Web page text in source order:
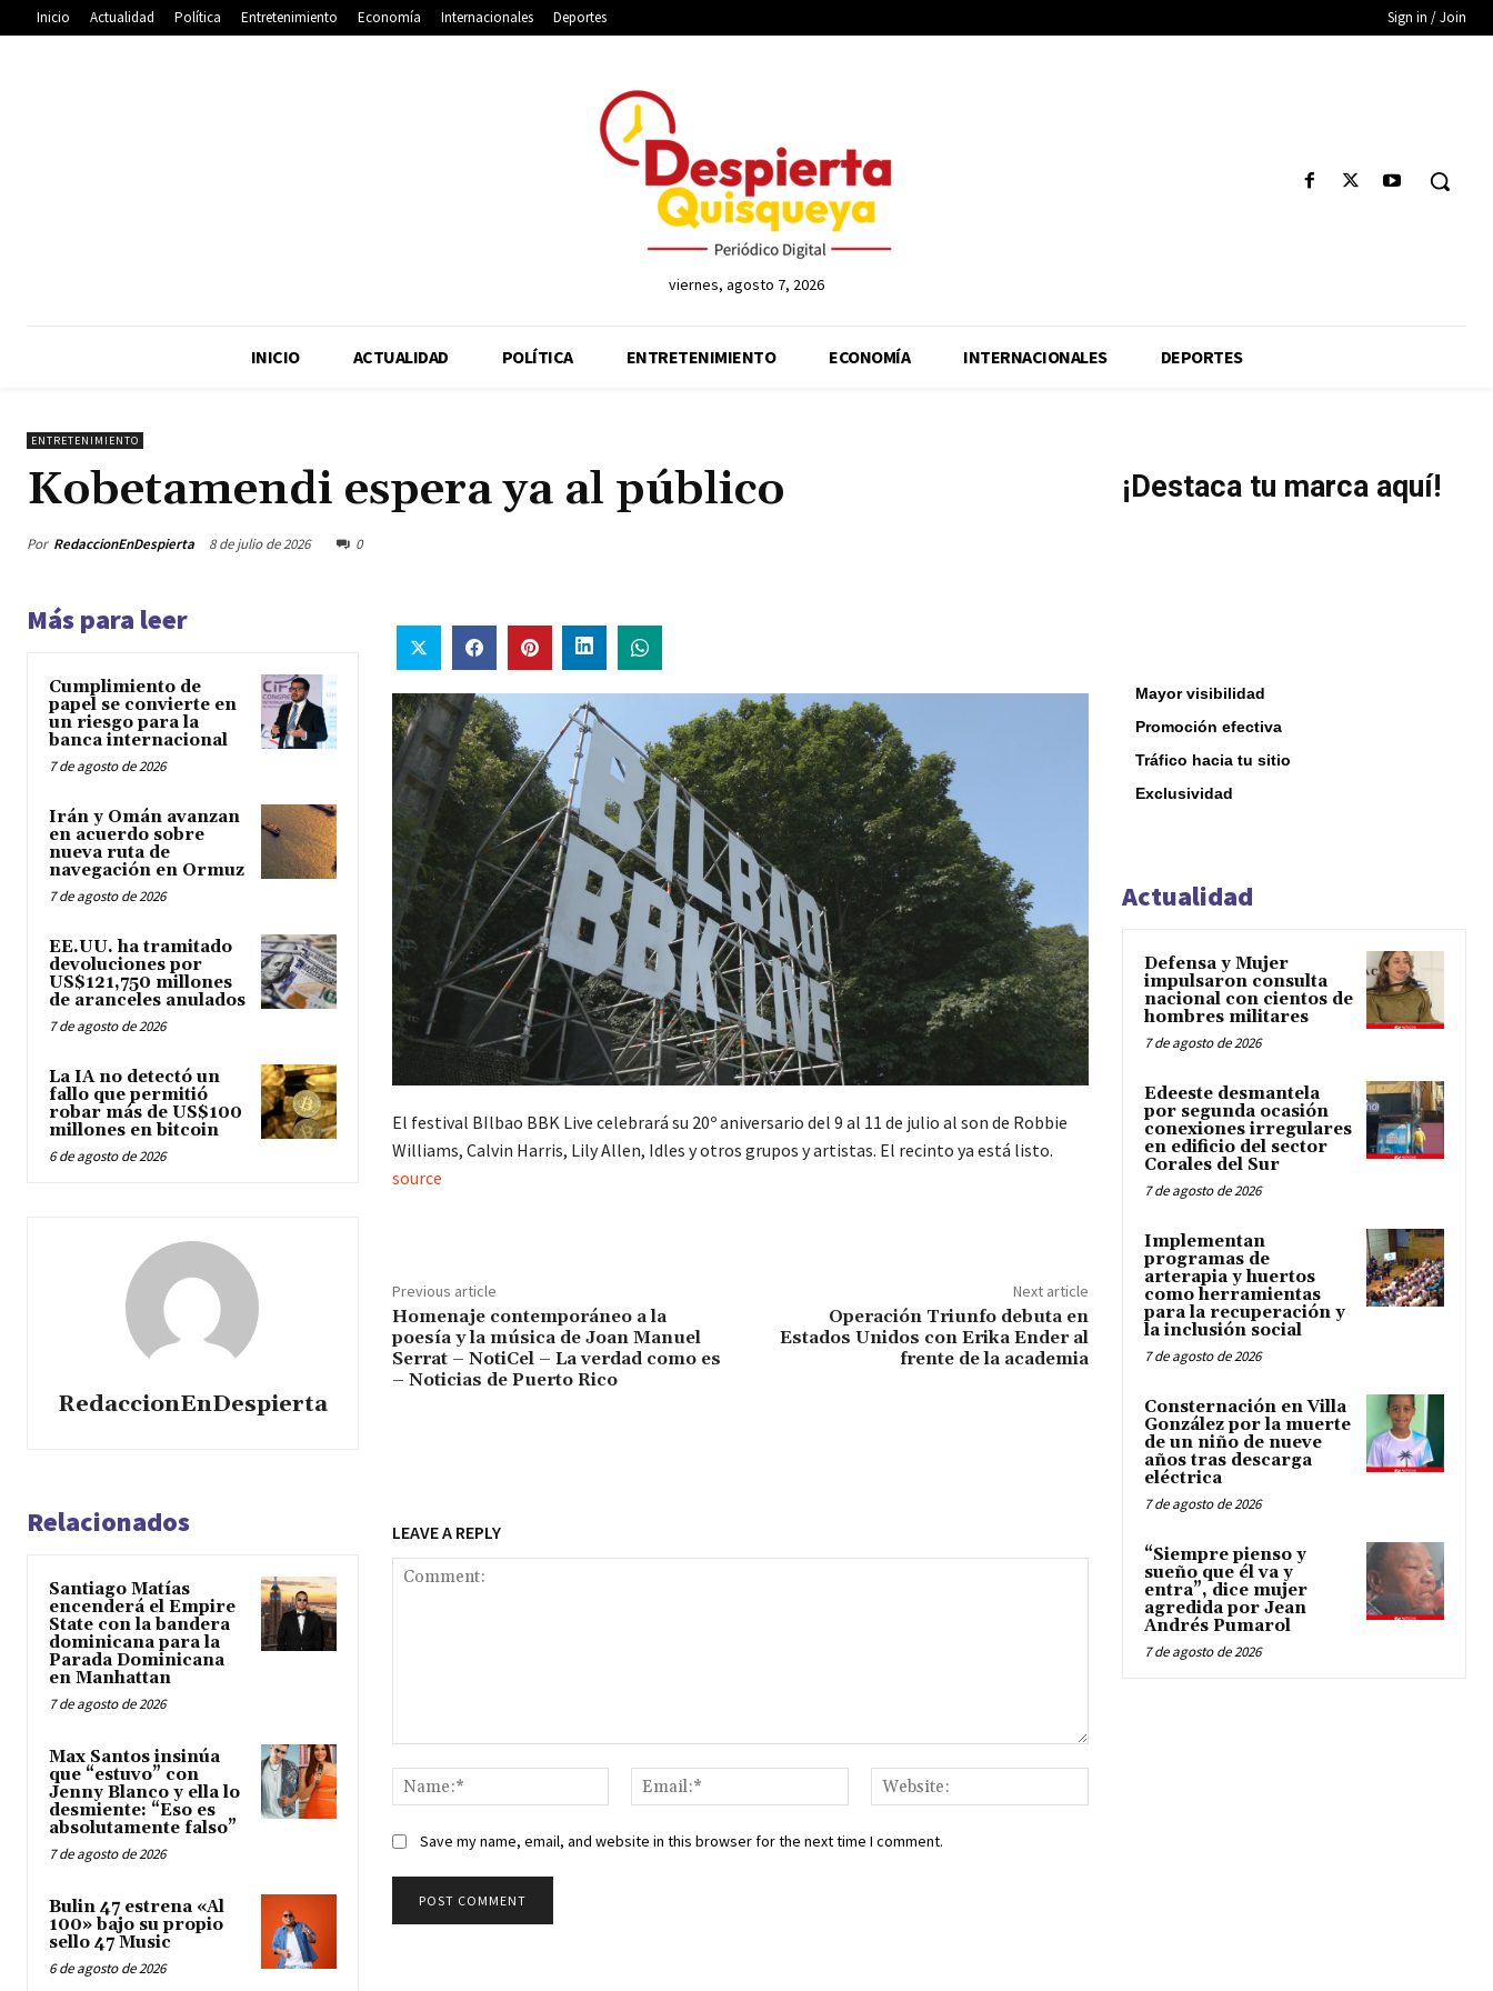
Inicio Actualidad Política Entretenimiento Economía Internacionales Deportes Sign in / Join
viernes, agosto 7, 2026
INICIO ACTUALIDAD POLÍTICA ENTRETENIMIENTO ECONOMÍA INTERNACIONALES DEPORTES
ENTRETENIMIENTO
Kobetamendi espera ya al público
Por RedaccionEnDespierta 8 de julio de 2026 0
Más para leer
Cumplimiento de
papel se convierte en
un riesgo para la
banca internacional
7 de agosto de 2026
Irán y Omán avanzan
en acuerdo sobre
nueva ruta de
navegación en Ormuz
7 de agosto de 2026
EE.UU. ha tramitado
devoluciones por
US$121,750 millones
de aranceles anulados
7 de agosto de 2026
La IA no detectó un
fallo que permitió
robar más de US$100
millones en bitcoin
6 de agosto de 2026
RedaccionEnDespierta
El festival BIlbao BBK Live celebrará su 20º aniversario del 9 al 11 de julio al son de Robbie
Williams, Calvin Harris, Lily Allen, Idles y otros grupos y artistas. El recinto ya está listo.
source
Previous article
Homenaje contemporáneo a la
poesía y la música de Joan Manuel
Serrat – NotiCel – La verdad como es
– Noticias de Puerto Rico
Next article
Operación Triunfo debuta en
Estados Unidos con Erika Ender al
frente de la academia
Relacionados
Santiago Matías
encenderá el Empire
State con la bandera
dominicana para la
Parada Dominicana
en Manhattan
7 de agosto de 2026
Max Santos insinúa
que “estuvo” con
Jenny Blanco y ella lo
desmiente: “Eso es
absolutamente falso”
7 de agosto de 2026
Bulin 47 estrena «Al
100» bajo su propio
sello 47 Music
6 de agosto de 2026
LEAVE A REPLY
Name:*
Email:*
Save my name, email, and website in this browser for the next time I comment.
¡Destaca tu marca aquí!
Mayor visibilidad
Promoción efectiva
Tráfico hacia tu sitio
Exclusividad
Actualidad
Defensa y Mujer
impulsaron consulta
nacional con cientos de
hombres militares
7 de agosto de 2026
Edeeste desmantela
por segunda ocasión
conexiones irregulares
en edificio del sector
Corales del Sur
7 de agosto de 2026
Implementan
programas de
arterapia y huertos
como herramientas
para la recuperación y
la inclusión social
7 de agosto de 2026
Consternación en Villa
González por la muerte
de un niño de nueve
años tras descarga
eléctrica
7 de agosto de 2026
“Siempre pienso y
sueño que él va y
entra”, dice mujer
agredida por Jean
Andrés Pumarol
7 de agosto de 2026